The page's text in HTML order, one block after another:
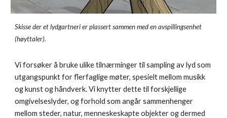
Skisse der et lydgartneri er plassert sammen med en avspillingsenhet
(høyttaler).
Vi forsøker å bruke ulike tilnærminger til sampling av lyd som
utgangspunkt for flerfaglige møter, spesielt mellom musikk
og kunst og håndverk. Vi knytter dette til forskjellige
omgivelseslyder, og forhold som angår sammenhenger
mellom steder, natur, menneskeskapte objekter og dermed